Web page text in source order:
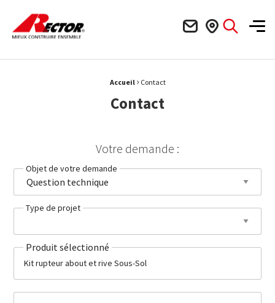
Rector Mieux construire ensemble
Accueil › Contact
Contact
Votre demande :
Objet de votre demande
Type de projet
Produit sélectionné
Kit rupteur about et rive Sous-Sol